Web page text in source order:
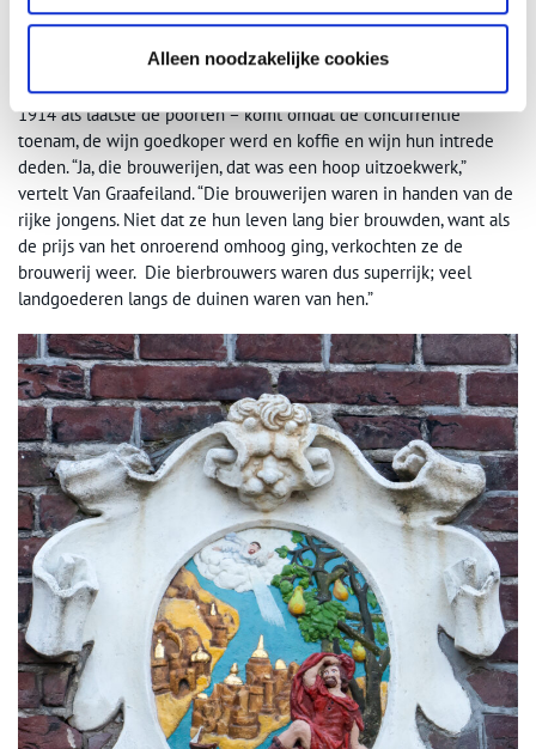
Alleen noodzakelijke cookies
brouwerij aan die naam is gekomen.
Dat de bierbrouwerijen uiteindelijk weer uit de stad zijn
verdwenen – brouwerij Het Scheepje op de Houtmarkt sloot in
1914 als laatste de poorten – komt omdat de concurrentie
toenam, de wijn goedkoper werd en koffie en wijn hun intrede
deden. “Ja, die brouwerijen, dat was een hoop uitzoekwerk,”
vertelt Van Graafeiland. “Die brouwerijen waren in handen van de
rijke jongens. Niet dat ze hun leven lang bier brouwden, want als
de prijs van het onroerend omhoog ging, verkochten ze de
brouwerij weer. Die bierbrouwers waren dus superrijk; veel
landgoederen langs de duinen waren van hen.”